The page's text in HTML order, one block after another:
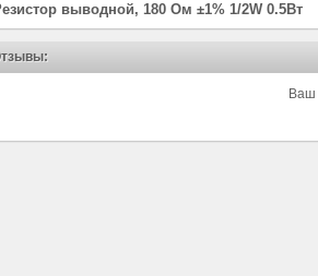
выводной, 180 Ом ±1% 1/2W 0.5Вт
Ваш